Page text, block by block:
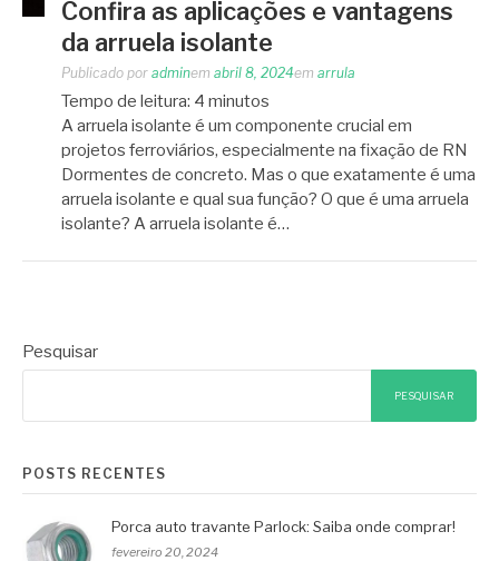
Confira as aplicações e vantagens
da arruela isolante
Publicado por adminem abril 8, 2024em arrula
Tempo de leitura: 4 minutos
A arruela isolante é um componente crucial em
projetos ferroviários, especialmente na fixação de RN
Dormentes de concreto. Mas o que exatamente é uma
arruela isolante e qual sua função? O que é uma arruela
isolante? A arruela isolante é…
Pesquisar
PESQUISAR
POSTS RECENTES
Porca auto travante Parlock: Saiba onde comprar!
fevereiro 20, 2024